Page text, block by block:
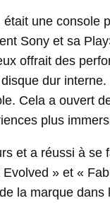
une console
Sony et sa
offrait des
dur
Cela a ouvert
plus
et a réussi à
» et «
la marque dans